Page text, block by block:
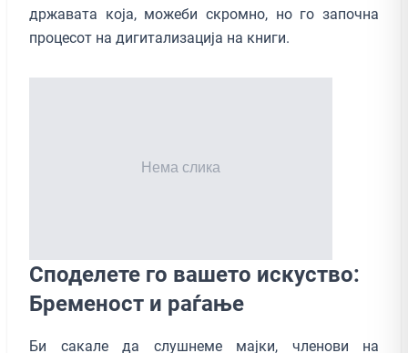
државата која, можеби скромно, но го започна
процесот на дигитализација на книги.
Споделете го вашето искуство:
Бременост и раѓање
Би сакале да слушнеме мајки, членови на